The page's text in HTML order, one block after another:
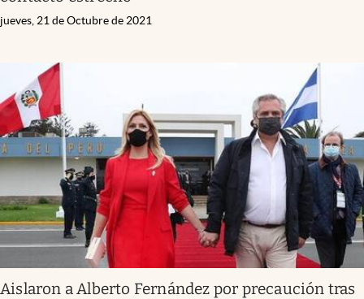
jueves, 21 de Octubre de 2021
Aislaron a Alberto Fernández por precaución tras